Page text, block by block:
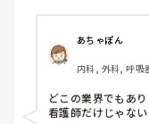
こうした厳しい指
はなのでしょうか
はあるのでしょう
る方や、転職経験の
あちゃぽん
内科, 外科, 呼吸
合診療科, 救急
ス, 外来, 神経内
期, 回復期, 終末
どこの業界でもあり
看護師だけじゃない